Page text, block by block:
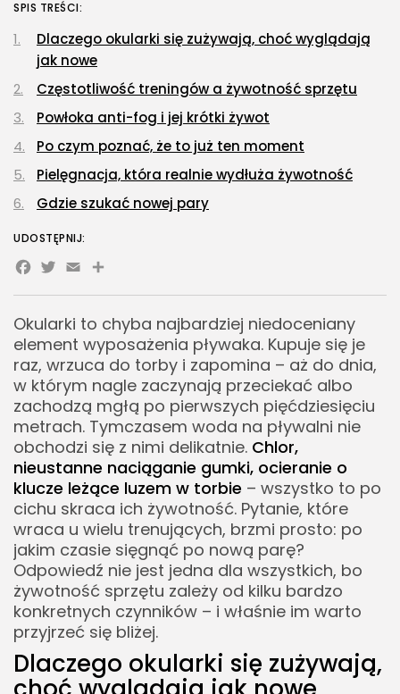
Gastronomia
OPUBLIKOWAŁ:REDAKCJA 27 LIPCA, 2026
POPULARNE KATEGORIE
Dom i Ogród
212 Artykułów
Budownictwo/Nieruchomości
27 Artykułów
Zoologia/Rolnictwo/Leśnictwo
24 Artykułów
Okularki to chyba najbardziej niedoceniany
element wyposażenia pływaka. Kupuje się je
raz, wrzuca do torby i zapomina – aż do dnia,
w którym nagle zaczynają przeciekać albo
zachodzą mgłą po pierwszych pięćdziesięciu
metrach. Tymczasem woda na pływalni nie
obchodzi się z nimi delikatnie. Chlor,
nieustanne naciąganie gumki, ocieranie o
klucze leżące luzem w torbie – wszystko to po
cichu skraca ich żywotność. Pytanie, które
wraca u wielu trenujących, brzmi prosto: po
jakim czasie sięgnąć po nową parę?
Odpowiedź nie jest jedna dla wszystkich, bo
żywotność sprzętu zależy od kilku bardzo
konkretnych czynników – i właśnie im warto
przyjrzeć się bliżej.
Dlaczego okularki się zużywają,
SPIS TREŚCI:
Dlaczego okularki się zużywają, choć wyglądają
jak nowe
Częstotliwość treningów a żywotność sprzętu
Powłoka anti-fog i jej krótki żywot
Po czym poznać, że to już ten moment
Pielęgnacja, która realnie wydłuża żywotność
Gdzie szukać nowej pary
UDOSTĘPNIJ:
Facebook
Twitter
EmailShare